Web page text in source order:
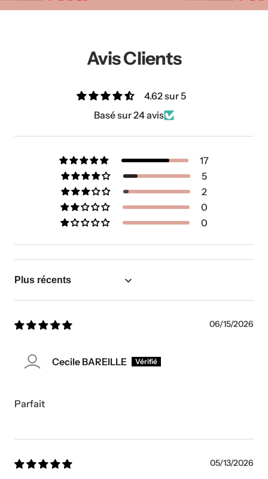
Avis Clients
4.62 sur 5
Basé sur 24 avis
17
5
2
0
0
Sort by
06/15/2026
Cecile BAREILLE
Parfait
05/13/2026